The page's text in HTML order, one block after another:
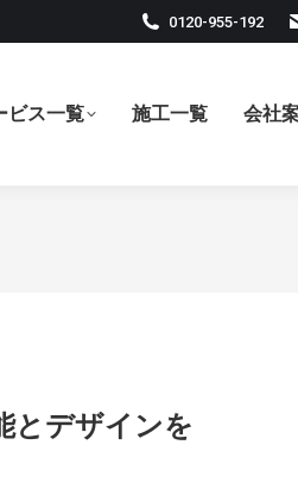
0120-955-192
ビス一覧 施工一覧 会社
とデザインを